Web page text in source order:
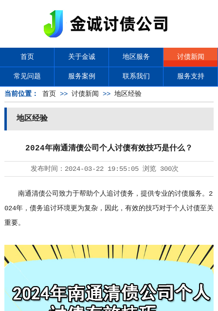
首页 关于金诚 地区服务 讨债新闻
常见问题 服务案例 联系我们 服务支持
当前位置： 首页 >> 讨债新闻 >> 地区经验
地区经验
2024年南通清债公司个人讨债有效技巧是什么？
发布时间： 2024-03-22 19:55:05浏览 300次
南通清债公司致力于帮助个人追讨债务，提供专业的讨债服务。2
024年，债务追讨环境更为复杂，因此，有效的技巧对于个人讨债至关
重要。